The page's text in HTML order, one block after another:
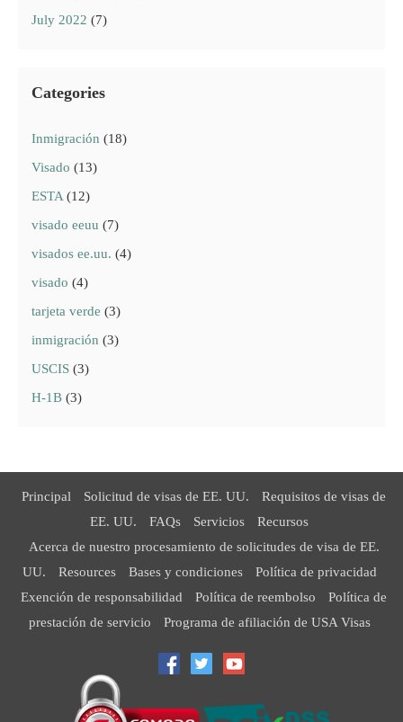
July 2022 (7)
Categories
Inmigración (18)
Visado (13)
ESTA(12)
visado eeuu (7)
visados ee.uu. (4)
visado (4)
tarjeta verde (3)
inmigración (3)
USCIS (3)
H-1B (3)
Principal Solicitud de visas de EE. UU.
Requisitos de visas de
EE. UU.
FAQs Servicios
Recursos
Acerca de nuestro procesamiento de solicitudes de visa de EE.
UU.
Resources Bases y condiciones
Política de privacidad
Exención de responsabilidad
Política de reembolso
Política de
prestación de servicio
Programa de afiliación de USA Visas